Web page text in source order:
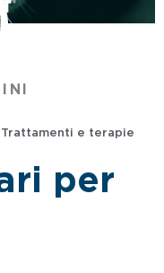
Trattamenti e terapie
per